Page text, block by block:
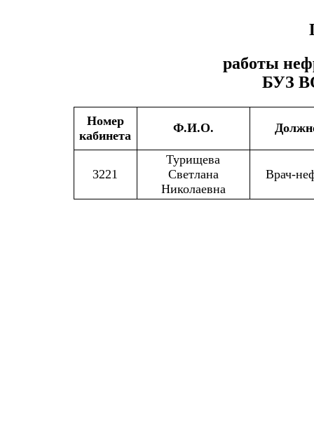
работы
БУЗ
Номер
кабинета
Ф.И.О.
3221
Турищева
Светлана
Николаевна
Врач-